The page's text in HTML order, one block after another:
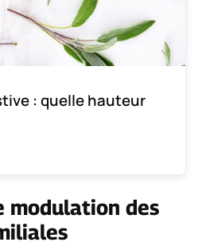
: quelle hauteur
modulation des